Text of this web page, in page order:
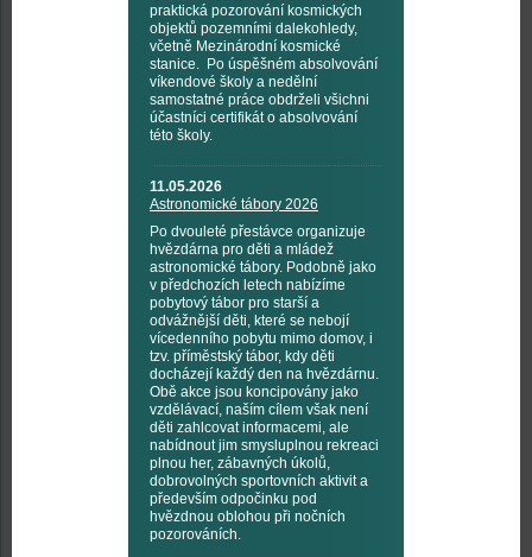
praktická pozorování kosmických
objektů pozemními dalekohledy,
včetně Mezinárodní kosmické
stanice. Po úspěšném absolvování
víkendové školy a nedělní
samostatné práce obdrželi všichni
účastníci certifikát o absolvování
této školy.
11.05.2026
Astronomické tábory 2026
Po dvouleté přestávce organizuje
hvězdárna pro děti a mládež
astronomické tábory. Podobně jako
v předchozích letech nabízíme
pobytový tábor pro starší a
odvážnější děti, které se nebojí
vícedenního pobytu mimo domov, i
tzv. příměstský tábor, kdy děti
docházejí každý den na hvězdárnu.
Obě akce jsou koncipovány jako
vzdělávací, naším cílem však není
děti zahlcovat informacemi, ale
nabídnout jim smysluplnou rekreaci
plnou her, zábavných úkolů,
dobrovolných sportovních aktivit a
především odpočinku pod
hvězdnou oblohou při nočních
pozorováních.